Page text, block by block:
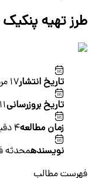
طرز تهیه
تاریخ انتشار17 مرداد 1405
تاریخ بروزرسانی11 تیر 1405
زمان مطالعه4 دقیقه
نویسندهمحدثه
فهرست مطالب